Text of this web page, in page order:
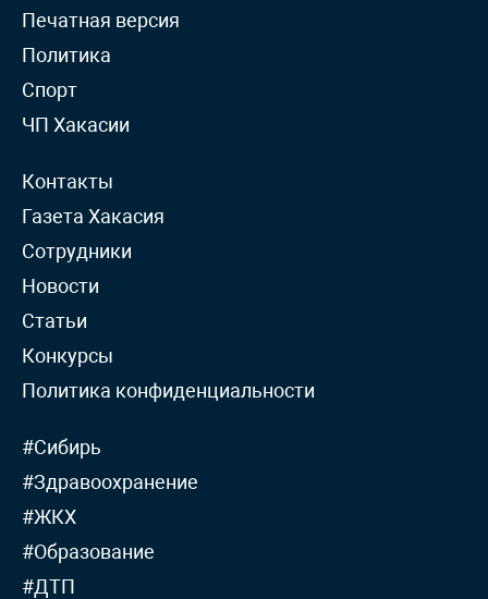
Печатная версия
Политика
Спорт
ЧП Хакасии
Контакты
Газета Хакасия
Сотрудники
Новости
Статьи
Конкурсы
Политика конфиденциальности
#Сибирь
#Здравоохранение
#ЖКХ
#Образование
#ДТП